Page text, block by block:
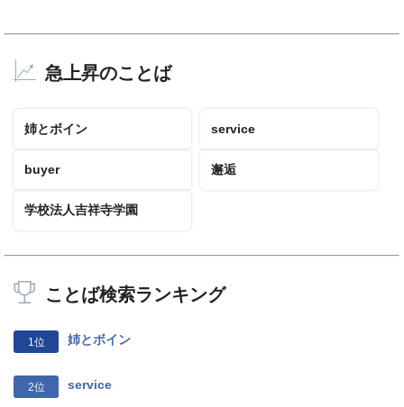
急上昇のことば
姉とボイン service
buyer 邂逅
学校法人吉祥寺学園
ことば検索ランキング
1位 姉とボイン
2位 service